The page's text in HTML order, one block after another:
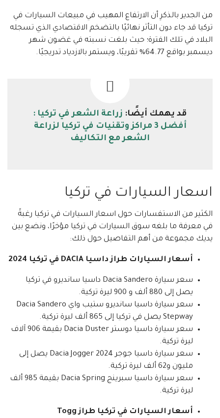
من الجدير بالذكرِ أن الارتفاع المهيب في مبيعات السيارات في
تركيا قد جاء دون التأثر نهائيًا بالتضخم الاقتصادي الذي تسجله
البلاد في تلك الفترة؛ حيث بلغت نسبته في غضون شهر
ديسمبر بواقع 64.77% تقريبًا، ويستمر بالازدياد تدريجيًا.
قد يهمك أيضًا: زراعة الشعر في تركيا :
أفضل 3 مراكز وتقنيات في تركيا لزراعة
الشعر مع التكاليف
اسعار السيارات في تركيا
الكثير من الاستفسارات حول اسعار السيارات في تركيا رغبةً
في معرفة ما بلغه سوق السيارات في تركيا مؤخرًا، ونضع بين
يديك مجموعة من أهم التفاصيل حول ذلك:
أسعار السيارات طراز داسيا DACIA في تركيا 2024
سعر سيارة Dacia Sandero داسيا سانديرو في تركيا
يصل إلى 880 ألف و 900 ليرة تركية.
سعر سيارة داسيا سانديرو ستيب واي Dacia Sandero
Stepway يصل في تركيا إلى 865 ألف ليرة تركية.
سعر سيارة داسيا دوستر Dacia Duster بقيمة 906 آلاف
ليرة تركية.
سعر سيارة داسيا جوجر Dacia Jogger 2024 يصل إلى
مليون و62 ألف ليرة تركية.
سعر سيارة داسيا سبرينج Dacia Spring بقيمة 985 ألف
ليرة تركية.
أسعار السيارات في تركيا طراز Togg